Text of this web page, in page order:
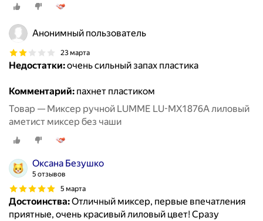
Анонимный пользователь
23 марта
Недостатки:очень сильный запах пластика
Комментарий: пахнет пластиком
Товар — Миксер ручной LUMME LU-MX1876A лиловый
аметист миксер без чаши
Оксана Безушко
5 отзывов
5 марта
Достоинства:Отличный миксер, первые впечатления
приятные, очень красивый лиловый цвет! Сразу